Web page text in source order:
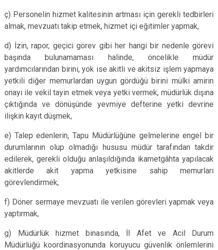
ç) Personelin hizmet kalitesinin artması için gerekli tedbirleri
almak, mevzuatı takip etmek, hizmet içi eğitimler yapmak,
d) İzin, rapor, geçici görev gibi her hangi bir nedenle görevi
başında bulunamaması halinde, öncelikle müdür
yardımcılarından birini, yok ise akitli ve akitsiz işlem yapmaya
yetkili diğer memurlardan uygun gördüğü birini mülki amirin
onayı ile vekil tayin etmek veya yetki vermek, müdürlük dışına
çıktığında ve dönüşünde yevmiye defterine yetki devrine
ilişkin kayıt düşmek,
e) Talep edenlerin, Tapu Müdürlüğüne gelmelerine engel bir
durumlarının olup olmadığı hususu müdür tarafından takdir
edilerek, gerekli olduğu anlaşıldığında ikametgâhta yapılacak
akitlerde akit yapma yetkisine sahip memurları
görevlendirmek,
f) Döner sermaye mevzuatı ile verilen görevleri yapmak veya
yaptırmak,
g) Müdürlük hizmet binasında, İl Afet ve Acil Durum
Müdürlüğü koordinasyonunda koruyucu güvenlik önlemlerini